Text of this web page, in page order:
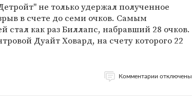
не только удержал полученное
в счете до семи очков. Самым
стал как раз Биллапс, набравший 28 очков.
Дуайт Ховард, на счету которого 22
Комментарии отключены